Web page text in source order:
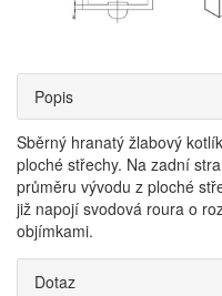
Popis
Sběrný hranatý žlabový
ploché střechy. Na zadní
průměru vývodu z ploché
již napojí svodová roura o
objímkami.
Dotaz